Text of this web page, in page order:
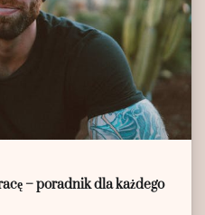
– poradnik dla każdego